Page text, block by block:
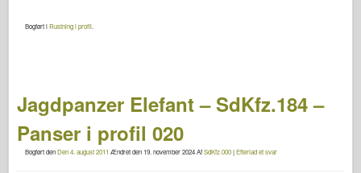
Bogført iRustning i profil
Jagdpanzer Elefant – SdKfz.184 –
Panser i profil 020
Bogført denDen 4. august 2011 Ændret den 19. november 2024AfSdKfz.000|Efterlad et svar